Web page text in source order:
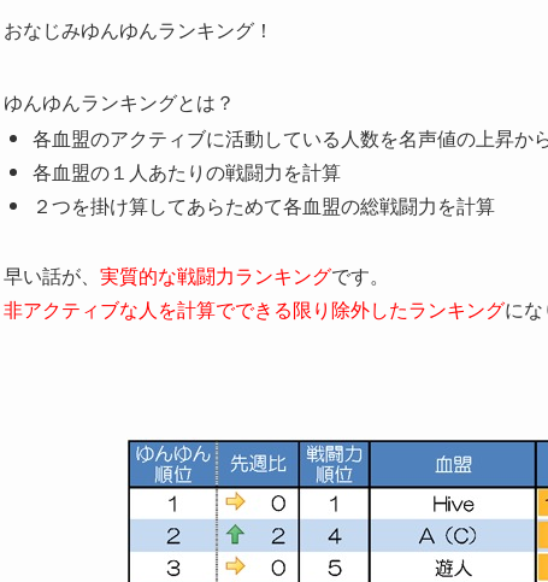
おなじみゆんゆんランキング！
ゆんゆんランキングとは？
各血盟のアクティブに活動している人数を名声値の上昇か
各血盟の１人あたりの戦闘力を計算
２つを掛け算してあらためて各血盟の総戦闘力を計算
早い話が、 実質的な戦闘力ランキングです。
非アクティブな人を計算でできる限り除外したランキングに